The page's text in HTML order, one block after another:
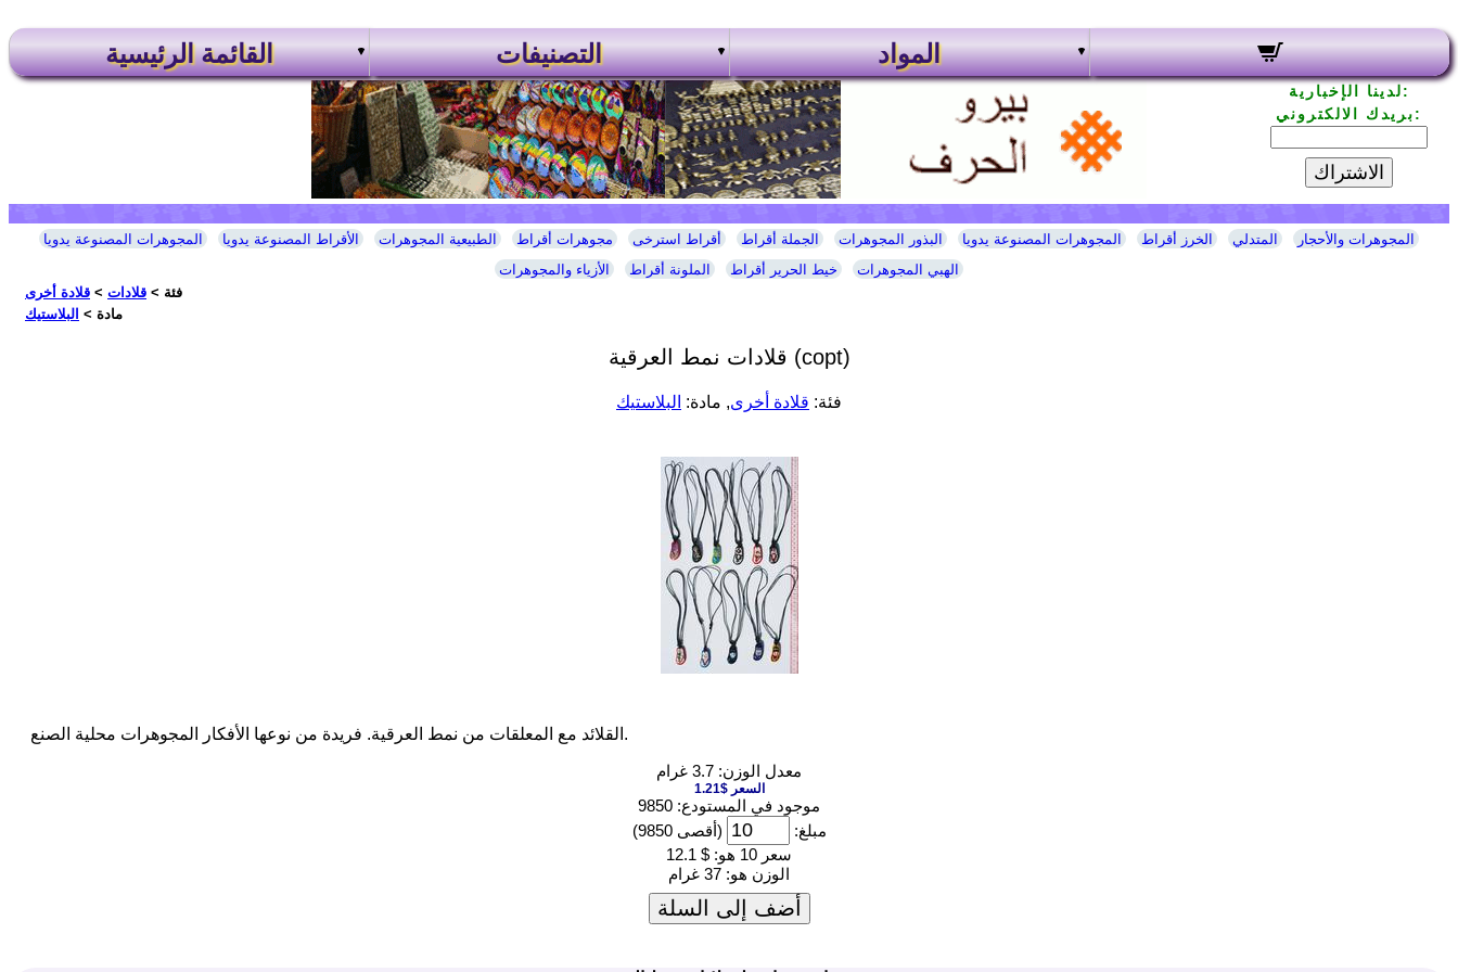
القائمة الرئيسية التصنيفات المواد
لدينا الإخبارية:
بريدك الالكتروني:
الاشتراك
المجوهرات المصنوعة يدويا الأقراط المصنوعة يدويا الطبيعية المجوهرات مجوهرات أقراط أقراط استرخى الجملة أقراط البذور المجوهرات المجوهرات المصنوعة يدويا الخرز أقراط المتدلي
المجوهرات والأحجار
الأزياء والمجوهرات
الملونة أقراط خيط الحرير أقراط
الهبي المجوهرات
فئة > قلادات > قلادة أخرى
مادة > البلاستيك
قلادات نمط العرقية (copt)
فئة: قلادة أخرى, مادة: البلاستيك
القلائد مع المعلقات من نمط العرقية. فريدة من نوعها الأفكار المجوهرات محلية الصنع.
معدل الوزن: 3.7 غرام
السعر $1.21
موجود في المستودع: 9850
مبلغ:
(أقصى 9850)
سعر 10 هو:
$ 12.1
الوزن هو: 37 غرام
أضف إلى السلة